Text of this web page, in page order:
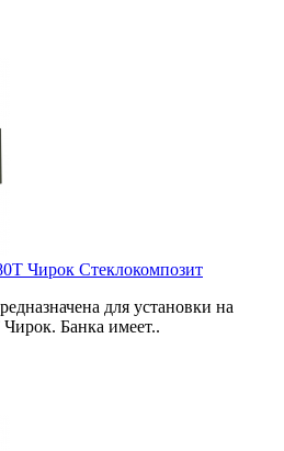
Чирок Стеклокомпозит
для установки на
Банка имеет..